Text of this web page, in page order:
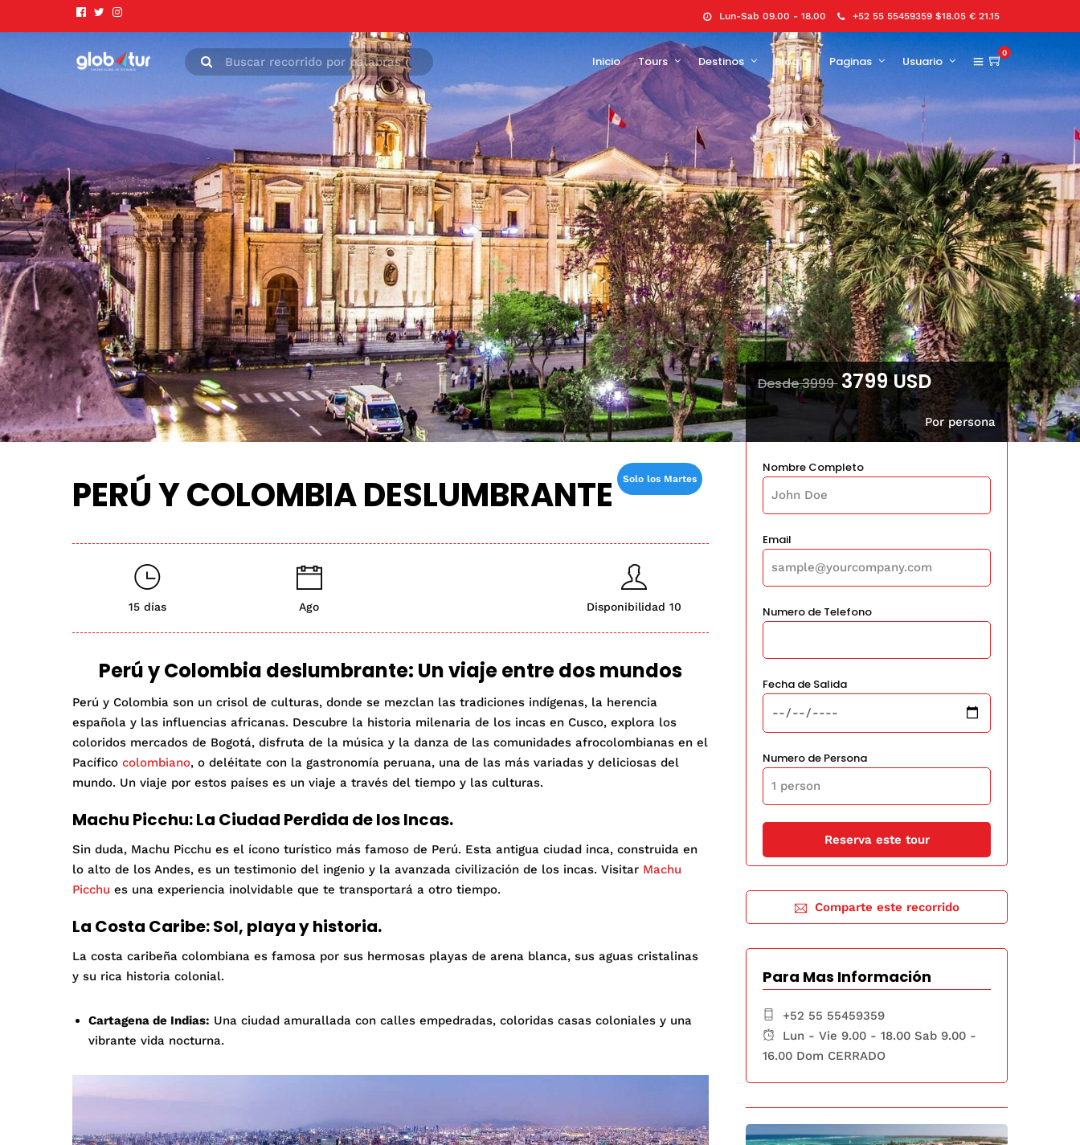
Lun-Sab 09.00 - 18.00 +52 55 55459359 $18.05 € 21.15
Inicio Tours Destinos Blog Paginas Usuario
0
Desde 3999 3799 USD
Por persona
Nombre Completo
Email
Numero de Telefono
Fecha de Salida
Numero de Persona
Comparte este recorrido
Para Mas Información
+52 55 55459359
Lun - Vie 9.00 - 18.00 Sab 9.00 -
16.00 Dom CERRADO
PERÚ Y COLOMBIA DESLUMBRANTE Solo los Martes
15 días Ago Disponibilidad 10
Perú y Colombia deslumbrante: Un viaje entre dos mundos
Perú y Colombia son un crisol de culturas, donde se mezclan las tradiciones indígenas, la herencia
española y las influencias africanas. Descubre la historia milenaria de los incas en Cusco, explora los
coloridos mercados de Bogotá, disfruta de la música y la danza de las comunidades afrocolombianas en el
Pacífico colombiano, o deléitate con la gastronomía peruana, una de las más variadas y deliciosas del
mundo. Un viaje por estos países es un viaje a través del tiempo y las culturas.
Machu Picchu: La Ciudad Perdida de los Incas.
Sin duda, Machu Picchu es el ícono turístico más famoso de Perú. Esta antigua ciudad inca, construida en
lo alto de los Andes, es un testimonio del ingenio y la avanzada civilización de los incas. Visitar Machu
Picchu es una experiencia inolvidable que te transportará a otro tiempo.
La Costa Caribe: Sol, playa y historia.
La costa caribeña colombiana es famosa por sus hermosas playas de arena blanca, sus aguas cristalinas
y su rica historia colonial.
Cartagena de Indias: Una ciudad amurallada con calles empedradas, coloridas casas coloniales y una
vibrante vida nocturna.